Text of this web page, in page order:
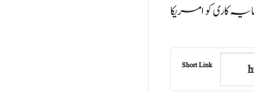
کر کے 18 ٹریلین ڈالر سے زائد سرمایہ کاری کو امریکا
Short Link